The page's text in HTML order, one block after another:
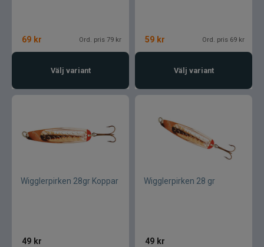
Lunker City
McLean
Mitchell
69 kr Ord. pris 79 kr
Välj variant
59 kr Ord. pris 69 kr
Välj variant
Wigglerpirken 28gr Koppar
49 kr
Wigglerpirken 28 gr
49 kr